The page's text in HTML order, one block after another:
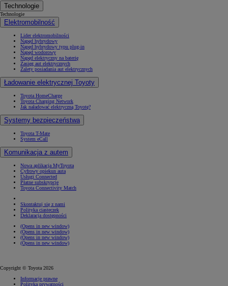
Technologie
Technologie
Elektromobilność
Lider elektromobilności
Napęd hybrydowy
Napęd hybrydowy typu plug-in
Napęd wodorowy
Napęd elektryczny na baterię
Zasięg aut elektrycznych
Zalety posiadania aut elektrycznych
Ładowanie elektrycznej Toyoty
Toyota HomeCharge
Toyota Charging Network
Jak naładować elektryczną Toyotę?
Systemy bezpieczeństwa
Toyota T-Mate
System eCall
Komunikacja z autem
Nowa aplikacja MyToyota
Cyfrowy opiekun auta
Usługi Connected
Płatne subskrypcje
Toyota Connectivity Match
Skontaktuj się z nami
Polityka ciasteczek
Deklaracja dostępności
(Opens in new window)
(Opens in new window)
(Opens in new window)
(Opens in new window)
Copyright © Toyota 2026
Informacje prawne
Polityka prywatności